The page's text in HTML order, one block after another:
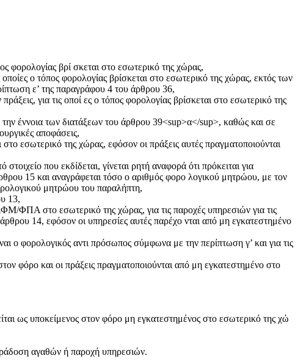
φορολογίας βρί σκεται στο εσωτερικό της χώρας,
ο τόπος φορολογίας βρίσκεται στο εσωτερικό της χώρας, εκτός των
ε’ της παραγράφου 4 του άρθρου 36,
για τις οποί ες ο τόπος φορολογίας βρίσκεται στο εσωτερικό της
έννοια των διατάξεων του άρθρου 39<sup>α</sup>, καθώς και σε
αποφάσεις,
εσωτερικό της χώρας, εφόσον οι πράξεις αυτές πραγματοποιούνται
που εκδίδεται, γίνεται ρητή αναφορά ότι πρόκειται για
15 και αναγράφεται τόσο ο αριθμός φορο λογικού μητρώου, με τον
μητρώου του παραλήπτη,
13,
ΦΠΑ στο εσωτερικό της χώρας, για τις παροχές υπηρεσιών για τις
14, εφόσον οι υπηρεσίες αυτές παρέχο νται από μη εγκατεστημένο
ο φορολογικός αντι πρόσωπος σύμφωνα με την περίπτωση γ’ και για τις
φόρο και οι πράξεις πραγματοποιούνται από μη εγκατεστημένο στο
ως υποκείμενος στον φόρο μη εγκατεστημένος στο εσωτερικό της χώ
αγαθών ή παροχή υπηρεσιών.